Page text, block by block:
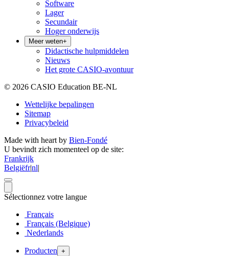
Software
Lager
Secundair
Hoger onderwijs
Meer weten+
Didactische hulpmiddelen
Nieuws
Het grote CASIO-avontuur
© 2026 CASIO Education BE-NL
Wettelijke bepalingen
Sitemap
Privacybeleid
Made with heart by Bien-Fondé
U bevindt zich momenteel op de site:
Frankrijk
Belgiëfr|nl|
Sélectionnez votre langue
Français
Français (Belgique)
Nederlands
Producten +